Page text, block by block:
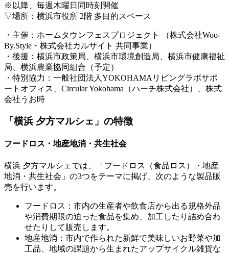
※以降、毎週木曜日同時刻開催
▽場所：横浜市役所 2階 多目的スペース
・主催：ホームタウンフェスプロジェクト （株式会社Woo-
By.Style・株式会社カルサイト 共同事業）
・後援：横浜市政策局、横浜市環境創造局、横浜市健康福祉
局、横浜農業協同組合（予定）
・特別協力：一般社団法人YOKOHAMAリビングラボサポ
ートオフィス、Circular Yokohama（ハーチ株式会社）、株式
会社うお時
「横浜 夕方マルシェ」の特徴
フードロス・地産地消・共生社会
横浜 夕方マルシェでは、「フードロス（食品ロス）・地産
地消・共生社会」の3つをテーマに掲げ、次のような製品販
売を行います。
フードロス：市内の生産者や飲食店から出る規格外品
や消費期限の迫った食品を集め、加工したり詰め合わ
せたりして販売します。
地産地消：市内で作られた新鮮で美味しいお野菜や加
工品、地域の課題から生まれたアップサイクル雑貨な